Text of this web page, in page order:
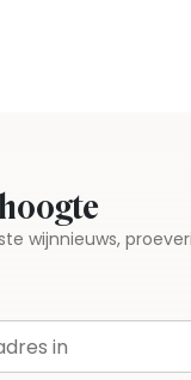
wijnnieuws,